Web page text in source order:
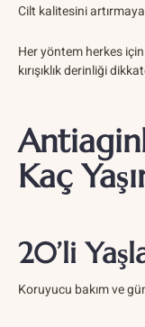
Cilt kalitesini
Her yöntem herkes
kırışıklık derinliği
Kaç
20’li
Koruyucu bakım ve